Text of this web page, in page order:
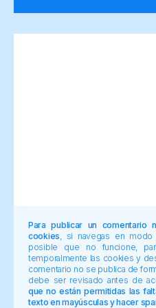
Para publicar un comentario
cookies , si navegas en
posible que no funcione,
temporalmente las cookies y
comentario no se publica de
debe ser revisado antes de
que no están permitidas las
texto en mayúsculas y hacer